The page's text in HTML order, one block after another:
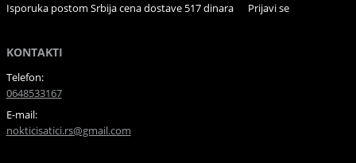
Isporuka postom Srbija cena dostave 517 dinara
Prijavi se
KONTAKTI
Telefon:
0648533167
E-mail:
nokticisatici.rs@gmail.com